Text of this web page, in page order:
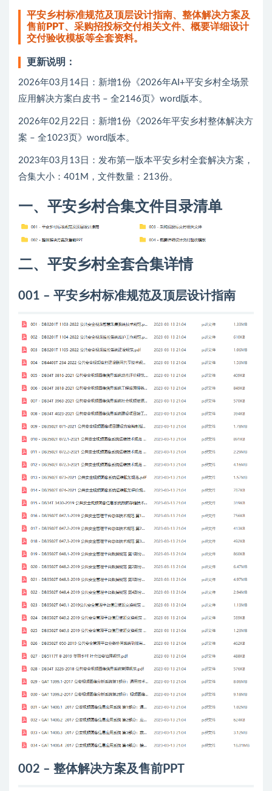
平安乡村标准规范及顶层设计指南、整体解决方案及
售前PPT、采购招投标交付相关文件、概要详细设计
交付验收模板等全套资料。
更新说明：
2026年03月14日：新增1份《2026年AI+平安乡村全场景
应用解决方案白皮书 – 全2146页》word版本。
2026年02月22日：新增1份《2026年平安乡村整体解决方
案 – 全1023页》word版本。
2023年03月13日：发布第一版本平安乡村全套解决方案，
合集大小：401M，文件数量：213份。
一、平安乡村合集文件目录清单
二、平安乡村全套合集详情
001 – 平安乡村标准规范及顶层设计指南
002 – 整体解决方案及售前PPT